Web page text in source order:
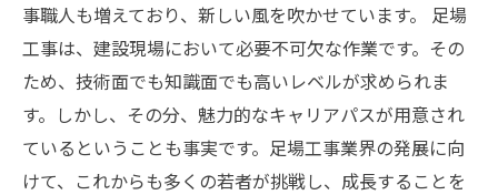
事職人も増えており、新しい風を吹かせています。 足場
工事は、建設現場において必要不可欠な作業です。その
ため、技術面でも知識面でも高いレベルが求められま
す。しかし、その分、魅力的なキャリアパスが用意され
ているということも事実です。足場工事業界の発展に向
けて、これからも多くの若者が挑戦し、成長することを